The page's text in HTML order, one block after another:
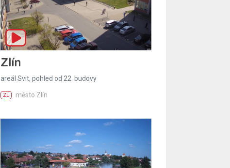
Zlín
areál Svit, pohled od 22. budovy
ZL město Zlín